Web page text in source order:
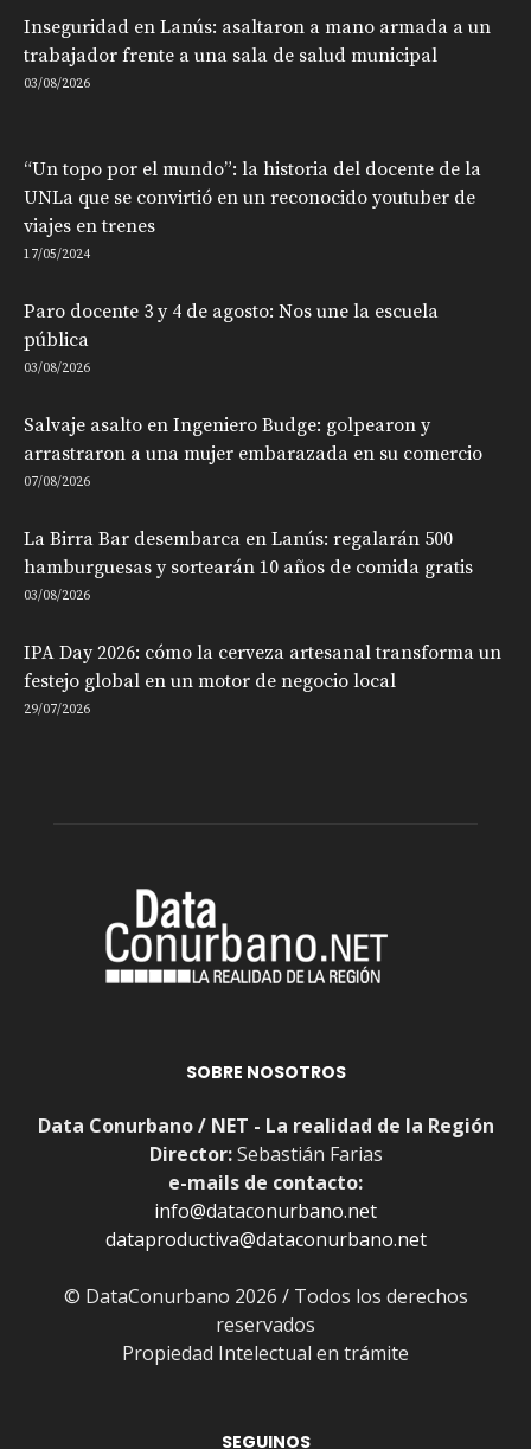
Inseguridad en Lanús: asaltaron a mano armada a un
trabajador frente a una sala de salud municipal
03/08/2026
“Un topo por el mundo”: la historia del docente de la
UNLa que se convirtió en un reconocido youtuber de
viajes en trenes
17/05/2024
Paro docente 3 y 4 de agosto: Nos une la escuela
pública
03/08/2026
Salvaje asalto en Ingeniero Budge: golpearon y
arrastraron a una mujer embarazada en su comercio
07/08/2026
La Birra Bar desembarca en Lanús: regalarán 500
hamburguesas y sortearán 10 años de comida gratis
03/08/2026
IPA Day 2026: cómo la cerveza artesanal transforma un
festejo global en un motor de negocio local
29/07/2026
SOBRE NOSOTROS
Data Conurbano / NET - La realidad de la Región
Director:Sebastián Farias
e-mails de contacto:
info@dataconurbano.net
dataproductiva@dataconurbano.net
© DataConurbano 2026 / Todos los derechos
reservados
Propiedad Intelectual en trámite
SEGUINOS